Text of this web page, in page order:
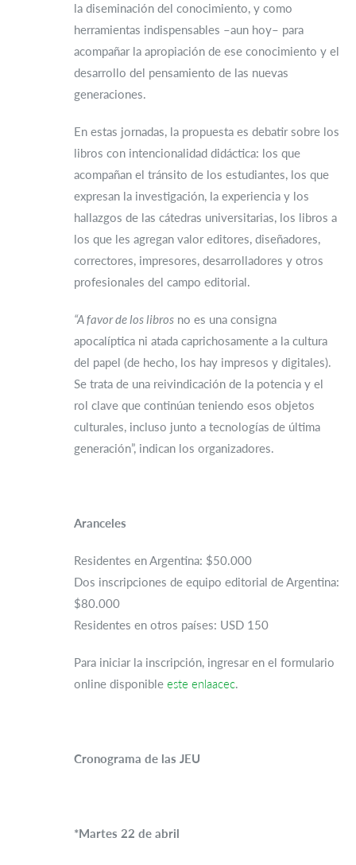
la diseminación del conocimiento, y como
herramientas indispensables –aun hoy– para
acompañar la apropiación de ese conocimiento y el
desarrollo del pensamiento de las nuevas
generaciones.
En estas jornadas, la propuesta es debatir sobre los
libros con intencionalidad didáctica: los que
acompañan el tránsito de los estudiantes, los que
expresan la investigación, la experiencia y los
hallazgos de las cátedras universitarias, los libros a
los que les agregan valor editores, diseñadores,
correctores, impresores, desarrolladores y otros
profesionales del campo editorial.
“A favor de los libros no es una consigna
apocalíptica ni atada caprichosamente a la cultura
del papel (de hecho, los hay impresos y digitales).
Se trata de una reivindicación de la potencia y el
rol clave que continúan teniendo esos objetos
culturales, incluso junto a tecnologías de última
generación”, indican los organizadores.
Aranceles
Residentes en Argentina: $50.000
Dos inscripciones de equipo editorial de Argentina:
$80.000
Residentes en otros países: USD 150
Para iniciar la inscripción, ingresar en el formulario
online disponible este enlaacec.
Cronograma de las JEU
*Martes 22 de abril